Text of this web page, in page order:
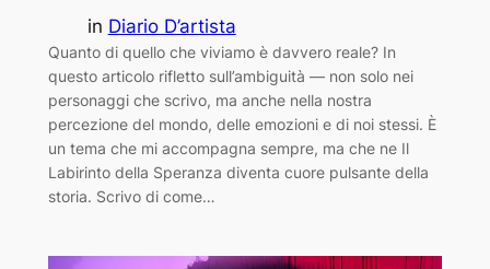
in Diario D’artista
Quanto di quello che viviamo è davvero reale? In
questo articolo rifletto sull’ambiguità — non solo nei
personaggi che scrivo, ma anche nella nostra
percezione del mondo, delle emozioni e di noi stessi. È
un tema che mi accompagna sempre, ma che ne Il
Labirinto della Speranza diventa cuore pulsante della
storia. Scrivo di come…